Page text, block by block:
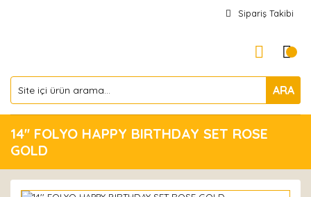
Sipariş Takibi
ARA
14'' FOLYO HAPPY BIRTHDAY SET ROSE
GOLD